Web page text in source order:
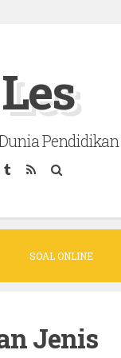
Pendidikan
SOAL ONLINE
Jenis